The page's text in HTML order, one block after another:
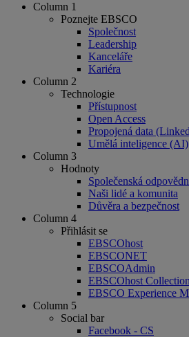
Column 1
Poznejte EBSCO
Společnost
Leadership
Kanceláře
Kariéra
Column 2
Technologie
Přístupnost
Open Access
Propojená data
Umělá inteligence (AI)
Column 3
Hodnoty
Společenská
Naši lidé a komunita
Důvěra a bezpečnost
Column 4
Přihlásit se
EBSCOhost
EBSCONET
EBSCOAdmin
EBSCOhost
EBSCO Experience
Column 5
Social bar
Facebook - CS